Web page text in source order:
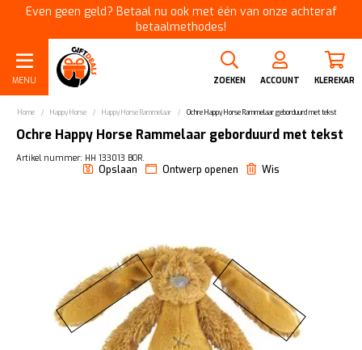
Even geen geld? Betaal nu ook met één van onze achteraf
betaalmethodes!
MENU ZOEKEN ACCOUNT KLEREKAR
Home / Happy Horse / Happy Horse Rammelaar / Ochre Happy Horse Rammelaar geborduurd met tekst
Ochre Happy Horse Rammelaar geborduurd met tekst
Artikel nummer: HH 133013 BOR.
Opslaan Ontwerp openen Wis